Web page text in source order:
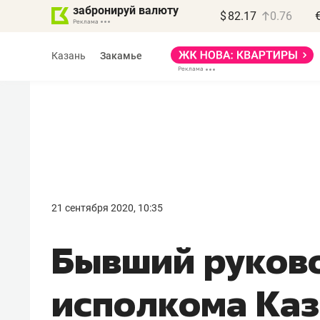
забронируй валюту $ 82.17 0.76
Казань Закамье
21 сентября 2020, 10:35
Бывший
исполкома
правил, бизнес может
потерять минимум